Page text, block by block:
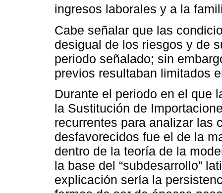
ingresos laborales y a la
Cabe señalar que las
desigual de los riesgos y de
periodo señalado; sin
previos resultaban limitados
Durante el periodo en el que
la Sustitución de
recurrentes para analizar las
desfavorecidos fue el de la
dentro de la teoría de la
la base del “subdesarrollo”
explicación sería la